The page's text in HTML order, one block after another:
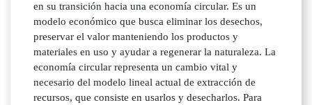
en su transición hacia una economía circular. Es un
modelo económico que busca eliminar los desechos,
preservar el valor manteniendo los productos y
materiales en uso y ayudar a regenerar la naturaleza. La
economía circular representa un cambio vital y
necesario del modelo lineal actual de extracción de
recursos, que consiste en usarlos y desecharlos. Para